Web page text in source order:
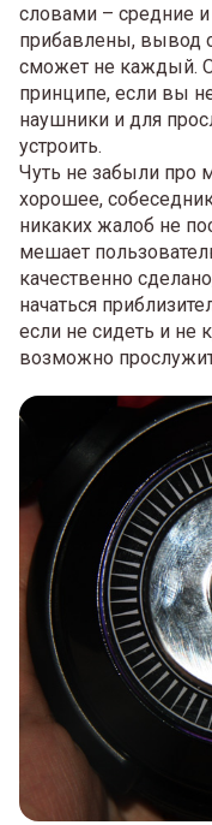
словами – средние
прибавлены, вывод
сможет не каждый.
принципе, если вы
наушники и для
устроить.
Чуть не забыли про
хорошее,
никаких жалоб не
мешает
качественно
начаться
если не сидеть и не
возможно